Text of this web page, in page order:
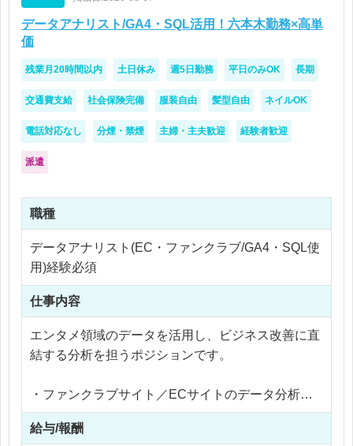
・エンタメの現場でリアルな企画経験が積める
データアナリスト/GA4・SQL活用！六本木勤務×高単
価
残業月20時間以内 土日休み 週5日勤務 平日のみOK 長期
交通費支給 社会保険完備 服装自由 髪型自由 ネイルOK
電話対応なし 分煙・禁煙 主婦・主夫歓迎 経験者歓迎
派遣
職種
データアナリスト(EC・ファンクラブ/GA4・SQL使
用)経験必須
仕事内容
エンタメ領域のデータを活用し、ビジネス改善に直
結する分析を担うポジションです。
・ファンクラブサイト／ECサイトのデータ分析
・Google Analytics 4を用いた流入分析・CV分析
・SQLを用いたデータ抽出・加工（購買履歴・ユー
給与/報酬